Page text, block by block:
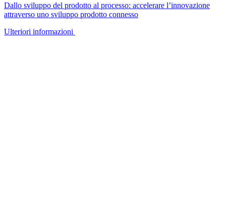
Dallo sviluppo del prodotto al processo: accelerare l’innovazione
attraverso uno sviluppo prodotto connesso
Ulteriori informazioni